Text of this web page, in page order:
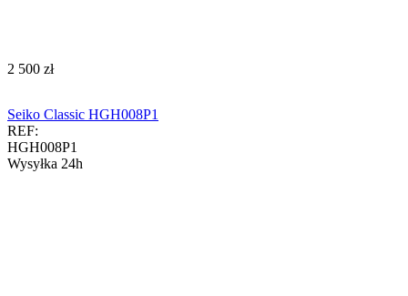
‍2 500‍ zł
Seiko Classic HGH008P1
REF:
HGH008P1
Wysyłka 24h